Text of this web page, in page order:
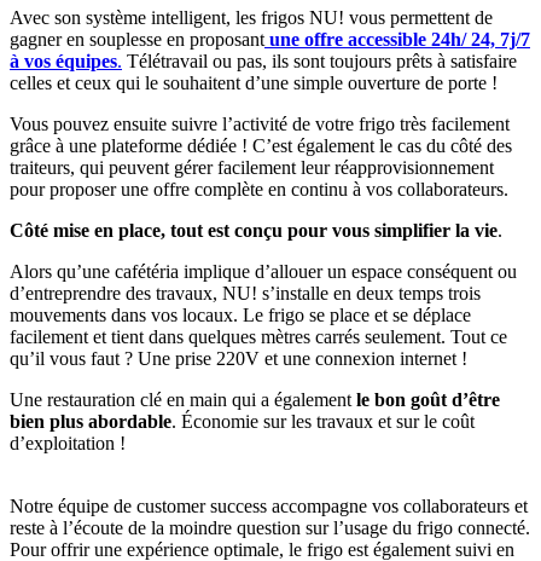
Avec son système intelligent, les frigos NU! vous permettent de
gagner en souplesse en proposant une offre accessible 24h/ 24, 7j/7
à vos équipes. Télétravail ou pas, ils sont toujours prêts à satisfaire
celles et ceux qui le souhaitent d’une simple ouverture de porte !
Vous pouvez ensuite suivre l’activité de votre frigo très facilement
grâce à une plateforme dédiée ! C’est également le cas du côté des
traiteurs, qui peuvent gérer facilement leur réapprovisionnement
pour proposer une offre complète en continu à vos collaborateurs.
Côté mise en place, tout est conçu pour vous simplifier la vie.
Alors qu’une cafétéria implique d’allouer un espace conséquent ou
d’entreprendre des travaux, NU! s’installe en deux temps trois
mouvements dans vos locaux. Le frigo se place et se déplace
facilement et tient dans quelques mètres carrés seulement. Tout ce
qu’il vous faut ? Une prise 220V et une connexion internet !
Une restauration clé en main qui a également le bon goût d’être
bien plus abordable. Économie sur les travaux et sur le coût
d’exploitation !
Notre équipe de customer success accompagne vos collaborateurs et
reste à l’écoute de la moindre question sur l’usage du frigo connecté.
Pour offrir une expérience optimale, le frigo est également suivi en